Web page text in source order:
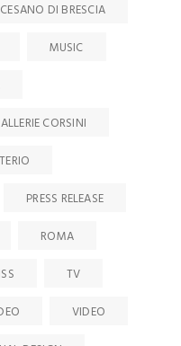
DI BRESCIA
MUSIC
CORSINI
PRESS RELEASE
ROMA
TV
VIDEO